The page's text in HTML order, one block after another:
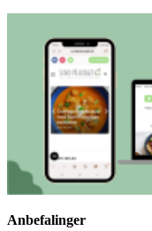
Anbefalinger